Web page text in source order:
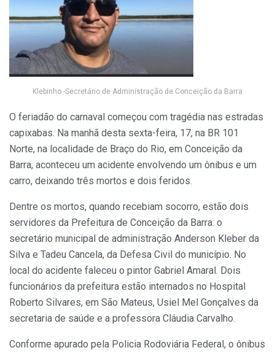
Klebinho -Secretário de Administração de Conceição da Barra
O feriadão do carnaval começou com tragédia nas estradas
capixabas. Na manhã desta sexta-feira, 17, na BR 101
Norte, na localidade de Braço do Rio, em Conceição da
Barra, aconteceu um acidente envolvendo um ônibus e um
carro, deixando três mortos e dois feridos.
Dentre os mortos, quando recebiam socorro, estão dois
servidores da Prefeitura de Conceição da Barra: o
secretário municipal de administração Anderson Kleber da
Silva e Tadeu Cancela, da Defesa Civil do município. No
local do acidente faleceu o pintor Gabriel Amaral. Dois
funcionários da prefeitura estão internados no Hospital
Roberto Silvares, em São Mateus, Usiel Mel Gonçalves da
secretaria de saúde e a professora Cláudia Carvalho.
Conforme apurado pela Policia Rodoviária Federal, o ônibus